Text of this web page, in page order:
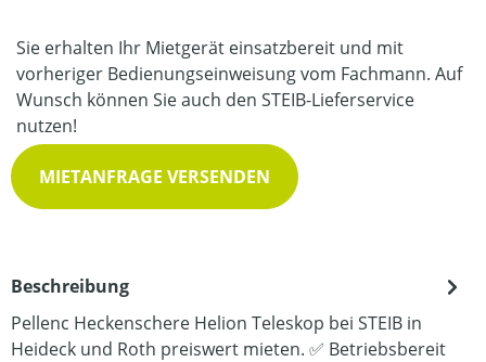
Sie erhalten Ihr Mietgerät einsatzbereit und mit
vorheriger Bedienungseinweisung vom Fachmann. Auf
Wunsch können Sie auch den STEIB-Lieferservice
nutzen!
MIETANFRAGE VERSENDEN
Beschreibung
Pellenc Heckenschere Helion Teleskop bei STEIB in
Heideck und Roth preiswert mieten. ✅ Betriebsbereit